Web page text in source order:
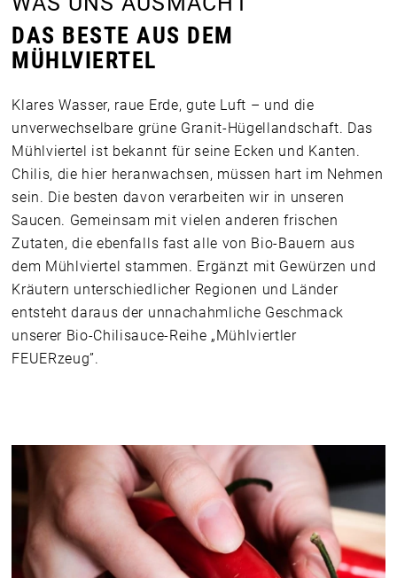
DAS BESTE AUS DEM
MÜHLVIERTEL
Klares Wasser, raue Erde, gute Luft – und die
unverwechselbare grüne Granit-Hügellandschaft. Das
Mühlviertel ist bekannt für seine Ecken und Kanten.
Chilis, die hier heranwachsen, müssen hart im Nehmen
sein. Die besten davon verarbeiten wir in unseren
Saucen. Gemeinsam mit vielen anderen frischen
Zutaten, die ebenfalls fast alle von Bio-Bauern aus
dem Mühlviertel stammen. Ergänzt mit Gewürzen und
Kräutern unterschiedlicher Regionen und Länder
entsteht daraus der unnachahmliche Geschmack
unserer Bio-Chilisauce-Reihe „Mühlviertler
FEUERzeug”.